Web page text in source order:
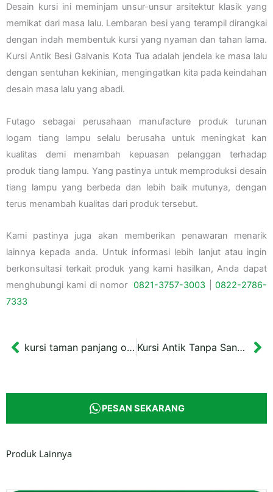
Desain kursi ini meminjam unsur-unsur arsitektur klasik yang
memikat dari masa lalu. Lembaran besi yang terampil dirangkai
dengan indah membentuk kursi yang nyaman dan tahan lama.
Kursi Antik Besi Galvanis Kota Tua adalah jendela ke masa lalu
dengan sentuhan kekinian, mengingatkan kita pada keindahan
desain masa lalu yang abadi.
Futago sebagai perusahaan manufacture produk turunan
logam tiang lampu selalu berusaha untuk meningkat kan
kualitas demi menambah kepuasan pelanggan terhadap
produk tiang lampu. Yang pastinya untuk memproduksi desain
tiang lampu yang berbeda dan lebih baik mutunya, dengan
terus menambah kualitas dari produk tersebut.
Kami pastinya juga akan memberikan penawaran menarik
lainnya kepada anda. Untuk informasi lebih lanjut atau ingin
berkonsultasi terkait produk yang kami hasilkan, Anda dapat
menghubungi kami di nomor0821-3757-3003 |0822-2786-
7333
Prev kursi taman panjang ornamen ikan koi warna putih Kursi Antik Tanpa Sandaran Kayu Mahoni
PESAN SEKARANG
Produk Lainnya